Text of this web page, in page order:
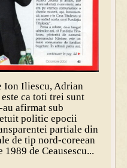
Ion Iliescu, Adrian
ca toti trei sunt
afirmat sub
politic epocii
partiale din
de tip nord-coreean
de Ceausescu...